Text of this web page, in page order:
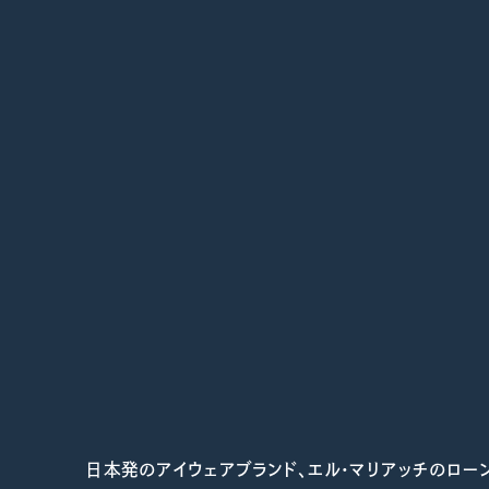
日本発のアイウェアブランド、エル・マリアッチのロ